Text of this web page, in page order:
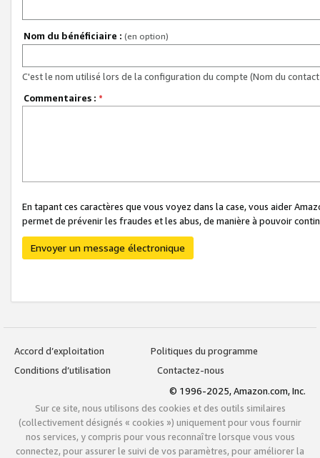
Nom du bénéficiaire : (en option)
C'est le nom utilisé lors de la configuration du compte (Nom du
Commentaires : *
En tapant ces caractères que vous voyez dans la case, vous aider
permet de prévenir les fraudes et les abus, de manière à pouvoir
Envoyer un message électronique
Accord d’exploitation
Politiques du programme
Conditions d’utilisation
Contactez-nous
© 1996-2025, Amazon.com, Inc.
Sur ce site, nous utilisons des cookies et des outils similaires
(collectivement désignés « cookies ») uniquement pour vous fournir
nos services, y compris pour vous reconnaître lorsque vous vous
connectez, pour assurer le suivi de vos paramètres, pour améliorer la